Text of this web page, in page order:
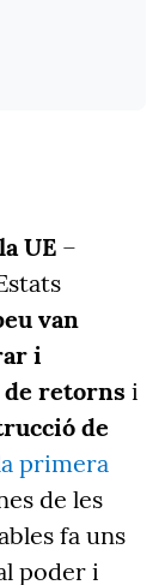
UE –
van
i
retorns i
de
primera
de les
fa uns
poder i